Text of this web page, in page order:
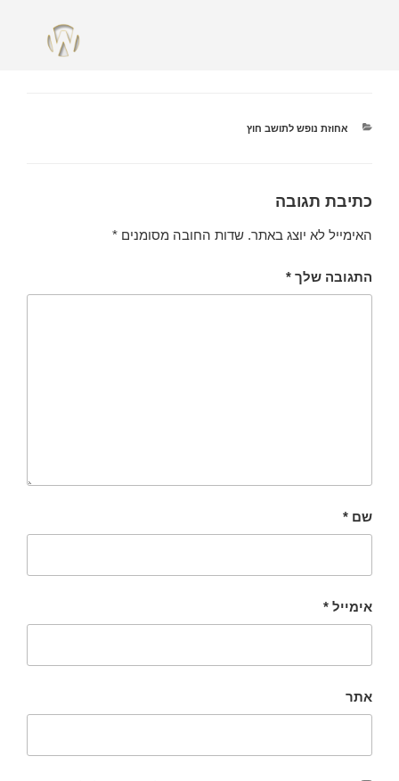
אחוזת נופש לתושב חוץ
כתיבת תגובה
האימייל לא יוצג באתר. שדות החובה מסומנים *
התגובה שלך *
שם *
אימייל *
אתר